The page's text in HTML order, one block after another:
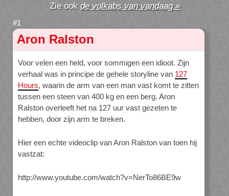
de volkabs van vandaag »
Aron Ralston
Voor velen een held, voor sommigen een idioot. Zijn
verhaal was in principe de gehele storyline van 127
Hours, waarin de arm van een man vast komt te zitten
tussen een steen van 400 kg en een berg. Aron
Ralston overleeft het na 127 uur vast gezeten te
hebben, door zijn arm te breken.
Hier een echte videoclip van Aron Ralston van toen hij
vastzat:
http://www.youtube.com/watch?v=NerTo86BE9w